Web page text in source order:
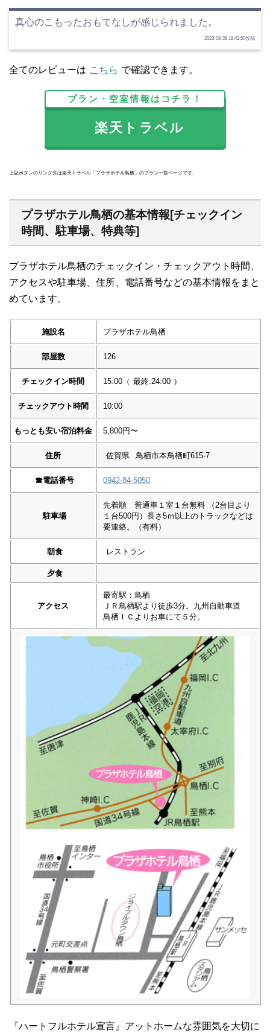
真心のこもったおもてなしが感じられました。
2023-08-28 18:42:50投稿
全てのレビューは こちら で確認できます。
プラン・空室情報はコチラ！
楽天トラベル
上記ボタンのリンク先は楽天トラベル「プラザホテル鳥栖」のプラン一覧ページです。
プラザホテル鳥栖の基本情報[チェックイン
時間、駐車場、特典等]
プラザホテル鳥栖のチェックイン・チェックアウト時間、
アクセスや駐車場、住所、電話番号などの基本情報をまと
めています。
施設名 プラザホテル鳥栖
部屋数 126
チェックイン時間 15:00 （ 最終:24:00 ）
チェックアウト時間 10:00
もっとも安い宿泊料金 5,800円〜
住所 佐賀県 鳥栖市本鳥栖町615-7
☎︎電話番号 0942-84-5050
駐車場
先着順 普通車１室１台無料 （2台目より
１台500円）長さ5ｍ以上のトラックなどは
要連絡。（有料）
朝食 レストラン
夕食
アクセス
最寄駅：鳥栖
ＪＲ鳥栖駅より徒歩3分。九州自動車道
鳥栖ＩＣよりお車にて５分。
『ハートフルホテル宣言』アットホームな雰囲気を大切に